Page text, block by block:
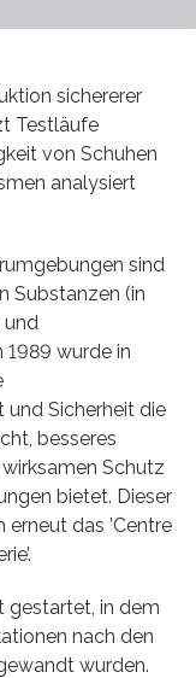
sichererer
Testläufe
von Schuhen
analysiert
sind
Substanzen (in
und
wurde in
und Sicherheit die
besseres
Schutz
bietet. Dieser
das ’Centre
gestartet, in dem
nach den
wurden.